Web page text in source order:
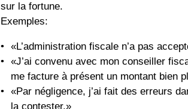
sur la fortune.
Exemples:
«L’administration fiscale n’a pas
«J’ai convenu avec mon conseiller
me facture à présent un montant bien
«Par négligence, j’ai fait des erreurs
la contester.»